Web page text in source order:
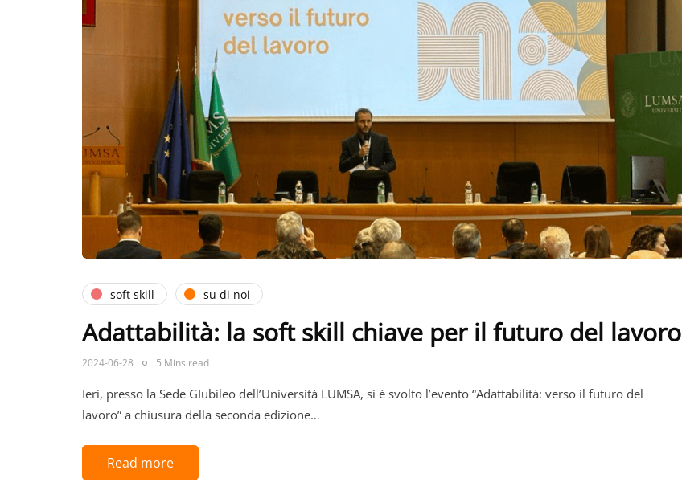
soft skill su di noi
Adattabilità: la soft skill chiave per il futuro del lavoro
2024-06-28 5 Mins read
Ieri, presso la Sede GIubileo dell’Università LUMSA, si è svolto l’evento “Adattabilità: verso il futuro del
lavoro” a chiusura della seconda edizione…
Read more